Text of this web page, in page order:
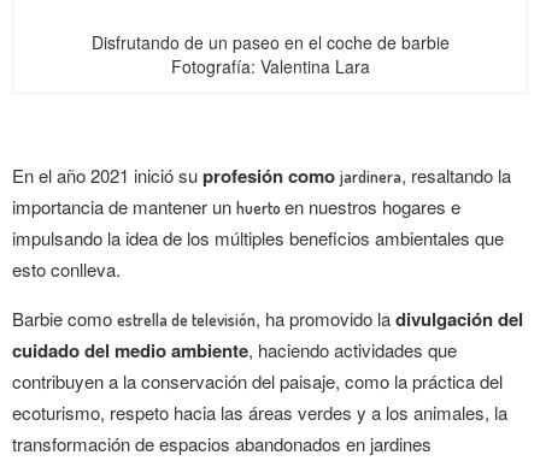
Disfrutando de un paseo en el coche de barbie
Fotografía: Valentina Lara
En el año 2021 inició suprofesión como jardinera, resaltando la
importancia de mantener un huertoen nuestros hogares e
impulsando la idea de los múltiples beneficios ambientales que
esto conlleva.
Barbie como estrella de televisión, ha promovido ladivulgación del
cuidado del medio ambiente, haciendo actividades que
contribuyen a la conservación del paisaje, como la práctica del
ecoturismo, respeto hacia las áreas verdes y a los animales, la
transformación de espacios abandonados en jardines